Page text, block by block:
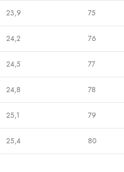
23,9 75
24,2 76
24,5 77
24,8 78
25,1 79
25,4 80